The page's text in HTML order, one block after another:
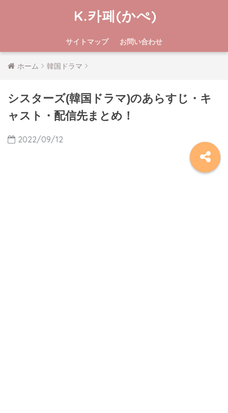
K.카페(かぺ)
サイトマップ お問い合わせ
ホーム 韓国ドラマ
シスターズ(韓国ドラマ)のあらすじ・キ
ャスト・配信先まとめ！
2022/09/12